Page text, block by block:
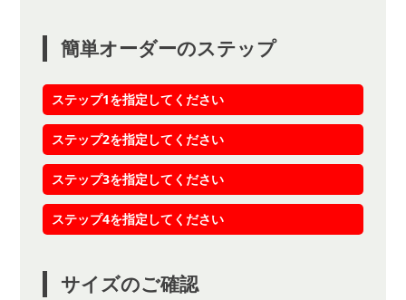
簡単オーダーのステップ
ステップ1を指定してください
ステップ2を指定してください
ステップ3を指定してください
ステップ4を指定してください
サイズのご確認